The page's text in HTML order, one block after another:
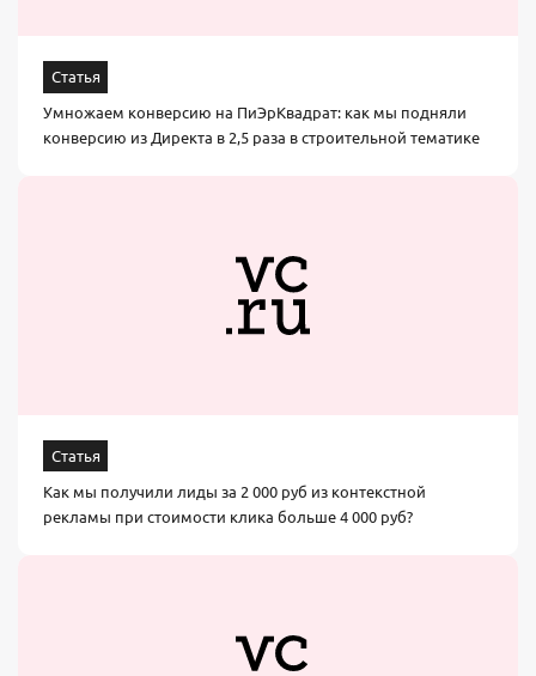
Статья
Умножаем конверсию на ПиЭрКвадрат: как мы подняли
конверсию из Директа в 2,5 раза в строительной тематике
Статья
Как мы получили лиды за 2 000 руб из контекстной
рекламы при стоимости клика больше 4 000 руб?